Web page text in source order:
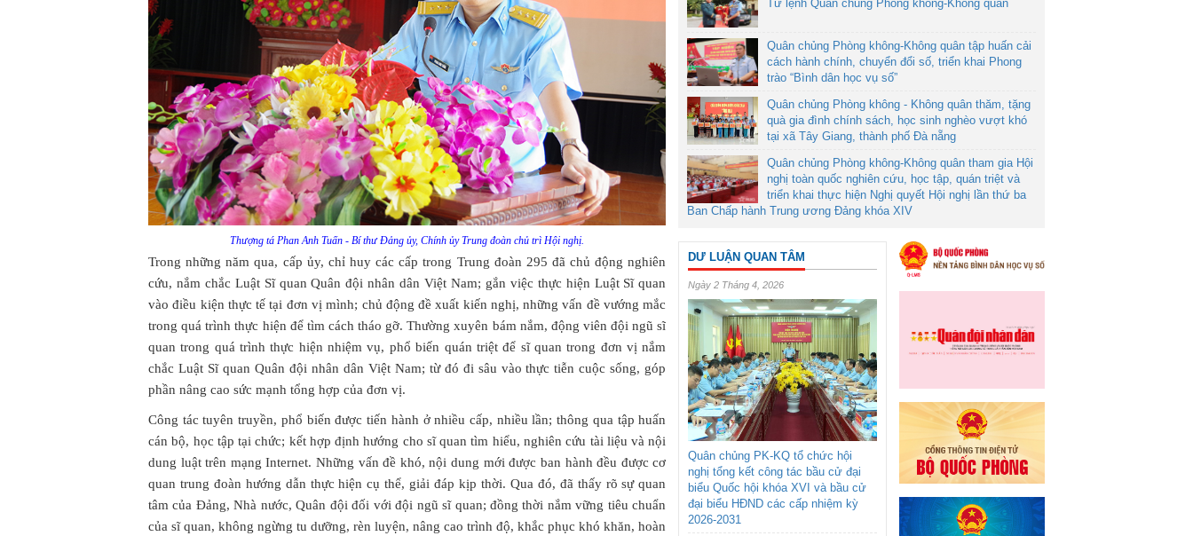
Thượng tá Phan Anh Tuấn - Bí thư Đảng ủy, Chính ủy Trung đoàn chủ trì Hội nghị.
Trong những năm qua, cấp ủy, chỉ huy các cấp trong Trung đoàn 295 đã chủ động nghiên
cứu, nắm chắc Luật Sĩ quan Quân đội nhân dân Việt Nam; gắn việc thực hiện Luật Sĩ quan
vào điều kiện thực tế tại đơn vị mình; chủ động đề xuất kiến nghị, những vấn đề vướng mắc
trong quá trình thực hiện để tìm cách tháo gỡ. Thường xuyên bám nắm, động viên đội ngũ sĩ
quan trong quá trình thực hiện nhiệm vụ, phổ biến quán triệt để sĩ quan trong đơn vị nắm
chắc Luật Sĩ quan Quân đội nhân dân Việt Nam; từ đó đi sâu vào thực tiễn cuộc sống, góp
phần nâng cao sức mạnh tổng hợp của đơn vị.
Công tác tuyên truyền, phổ biến được tiến hành ở nhiều cấp, nhiều lần; thông qua tập huấn
cán bộ, học tập tại chức; kết hợp định hướng cho sĩ quan tìm hiểu, nghiên cứu tài liệu và nội
dung luật trên mạng Internet. Những vấn đề khó, nội dung mới được ban hành đều được cơ
quan trung đoàn hướng dẫn thực hiện cụ thể, giải đáp kịp thời. Qua đó, đã thấy rõ sự quan
tâm của Đảng, Nhà nước, Quân đội đối với đội ngũ sĩ quan; đồng thời nắm vững tiêu chuẩn
của sĩ quan, không ngừng tu dưỡng, rèn luyện, nâng cao trình độ, khắc phục khó khăn, hoàn
Tư lệnh Quân chủng Phòng không-Không quân
Quân chủng Phòng không-Không quân tập huấn cải
cách hành chính, chuyển đổi số, triển khai Phong
trào “Bình dân học vụ số”
Quân chủng Phòng không - Không quân thăm, tặng
quà gia đình chính sách, học sinh nghèo vượt khó
tại xã Tây Giang, thành phố Đà nẵng
Quân chủng Phòng không-Không quân tham gia Hội
nghị toàn quốc nghiên cứu, học tập, quán triệt và
triển khai thực hiện Nghị quyết Hội nghị lần thứ ba
Ban Chấp hành Trung ương Đảng khóa XIV
DƯ LUẬN QUAN TÂM
Ngày 2 Tháng 4, 2026
Quân chủng PK-KQ tổ chức hội
nghị tổng kết công tác bầu cử đại
biểu Quốc hội khóa XVI và bầu cử
đại biểu HĐND các cấp nhiệm kỳ
2026-2031